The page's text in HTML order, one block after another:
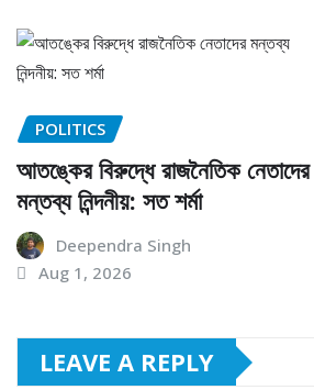
POLITICS
আতঙ্কের বিরুদ্ধে রাজনৈতিক নেতাদের
মন্তব্য নিন্দনীয়: সত শর্মা
Deependra Singh
Aug 1, 2026
LEAVE A REPLY